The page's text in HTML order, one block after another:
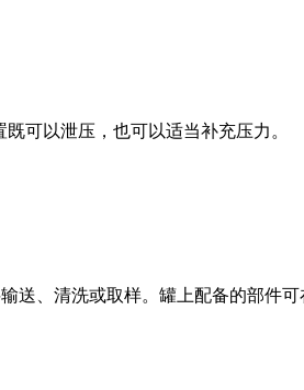
可以泄压，也可以适当补充压力。
、清洗或取样。罐上配备的部件可